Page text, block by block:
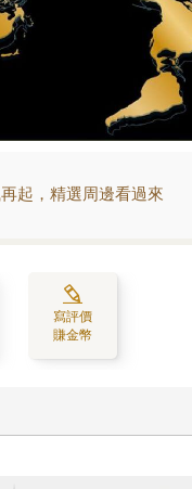
起，精選周邊看過來
寫評價
賺金幣